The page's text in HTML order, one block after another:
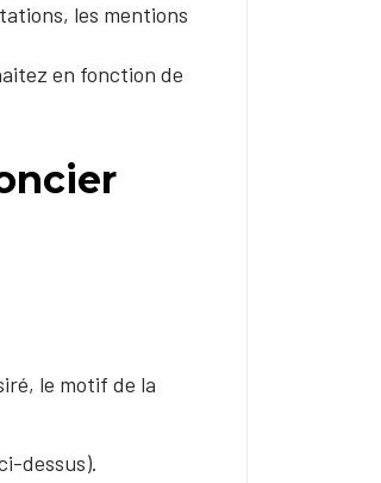
les mentions
en fonction de
le motif de la
dessus).